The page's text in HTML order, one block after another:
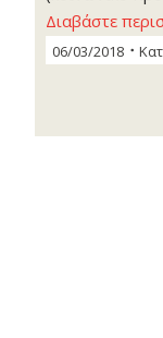
Διαβάστε
06/03/2018